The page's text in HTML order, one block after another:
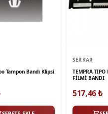
Tampon Bandı Klipsi
SERKAR
TEMPRA TIPO
FİLMİ BANDI
517,46₺